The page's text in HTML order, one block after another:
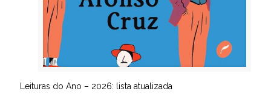
Leituras do Ano – 2026: lista atualizada